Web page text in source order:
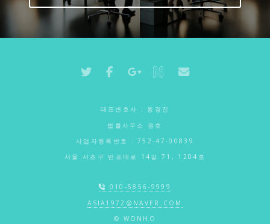
대표변호사 : 동경진
법률사무소 원호
사업자등록번호 : 752-47-00839
서울 서초구 반포대로 14길 71, 1204호
010-5856-9999
ASIA1972@NAVER.COM
© WONHO